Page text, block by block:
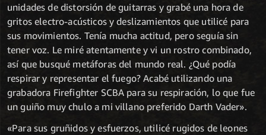
unidades de distorsión de guitarras y grabé una hora de
gritos electro-acústicos y deslizamientos que utilicé para
sus movimientos. Tenía mucha actitud, pero seguía sin
tener voz. Le miré atentamente y vi un rostro combinado,
así que busqué metáforas del mundo real. ¿Qué podía
respirar y representar el fuego? Acabé utilizando una
grabadora Firefighter SCBA para su respiración, lo que fue
un guiño muy chulo a mi villano preferido Darth Vader».
«Para sus gruñidos y esfuerzos, utilicé rugidos de leones